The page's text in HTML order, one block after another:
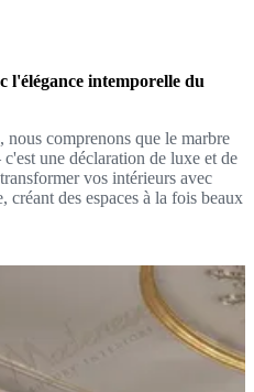
l'élégance intemporelle du
comprenons que le marbre
une déclaration de luxe et de
vos intérieurs avec
des espaces à la fois beaux